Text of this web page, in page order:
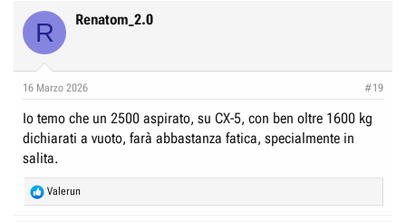
R Renatom_2.0
16 Marzo 2026 #19
Io temo che un 2500 aspirato, su CX-5, con ben oltre 1600 kg
dichiarati a vuoto, farà abbastanza fatica, specialmente in
salita.
R
e
Valerun